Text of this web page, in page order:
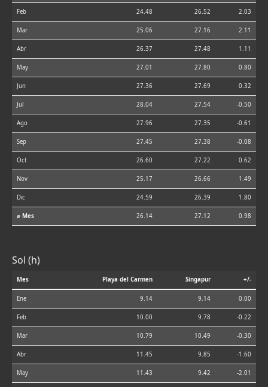
Feb 24.48 26.52 2.03
Mar 25.06 27.16 2.11
Abr 26.37 27.48 1.11
May 27.01 27.80 0.80
Jun 27.36 27.69 0.32
Jul 28.04 27.54 -0.50
Ago 27.96 27.35 -0.61
Sep 27.45 27.38 -0.08
Oct 26.60 27.22 0.62
Nov 25.17 26.66 1.49
Dic 24.59 26.39 1.80
⌀ Mes 26.14 27.12 0.98
Sol (h)
Mes Playa del Carmen Singapur +/-
Ene 9.14 9.14 0.00
Feb 10.00 9.78 -0.22
Mar 10.79 10.49 -0.30
Abr 11.45 9.85 -1.60
May 11.43 9.42 -2.01